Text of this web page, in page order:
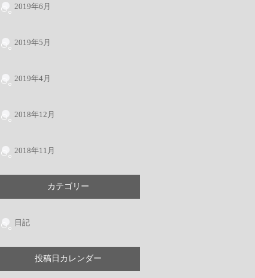
2019年6月
2019年5月
2019年4月
2018年12月
2018年11月
カテゴリー
日記
投稿日カレンダー